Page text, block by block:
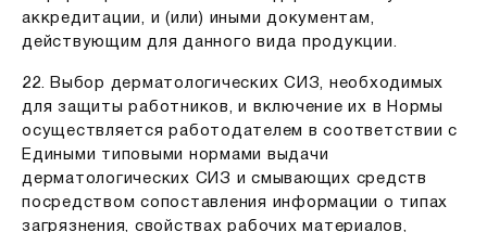
аккредитации, и (или) иными документам,
действующим для данного вида продукции.
22. Выбор дерматологических СИЗ, необходимых
для защиты работников, и включение их в Нормы
осуществляется работодателем в соответствии с
Едиными типовыми нормами выдачи
дерматологических СИЗ и смывающих средств
посредством сопоставления информации о типах
загрязнения, свойствах рабочих материалов,